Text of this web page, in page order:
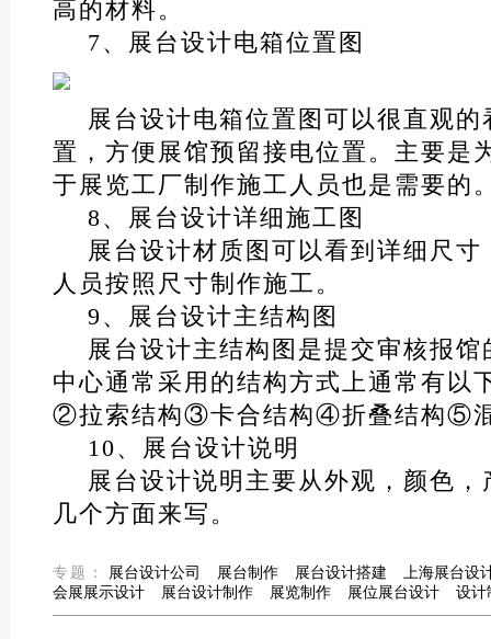
高的材料。
7、展台设计电箱位置图
展台设计电箱位置图可以很直观的
置，方便展馆预留接电位置。主要是
于展览工厂制作施工人员也是需要的
8、展台设计详细施工图
展台设计材质图可以看到详细尺寸
人员按照尺寸制作施工。
9、展台设计主结构图
展台设计主结构图是提交审核报馆
中心通常采用的结构方式上通常有
②拉索结构③卡合结构④折叠结构⑤
10、展台设计说明
展台设计说明主要从外观，颜色，
几个方面来写。
专题： 展台设计公司 展台制作 展台设计搭建
上海展台设
会展展示设计
展台设计制作 展览制作 展位展台设计 设计